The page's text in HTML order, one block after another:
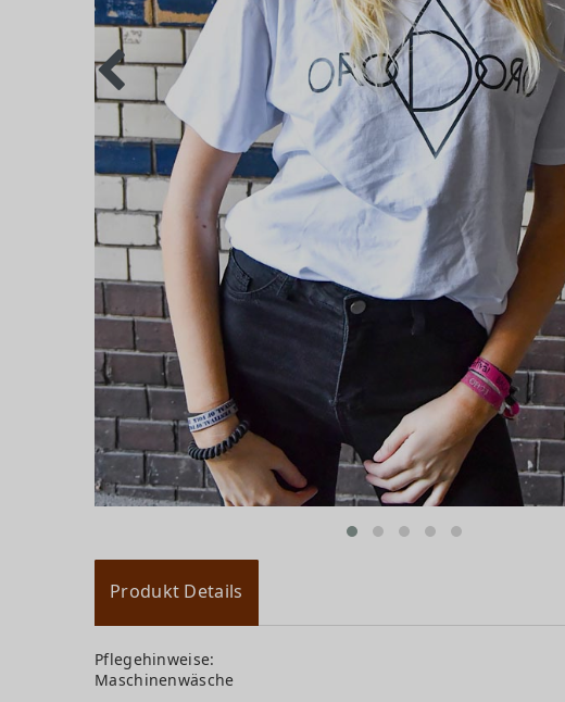
Produkt Details
Pflegehinweise:
Maschinenwäsche